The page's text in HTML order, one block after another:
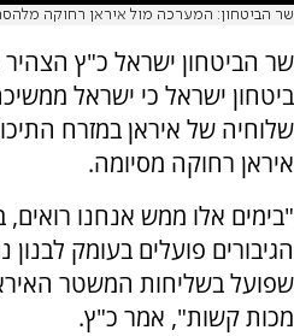
שר הביטחון: המערכה מול איראן רחוקה
שר הביטחון ישראל כ"ץ
ביטחון ישראל כי ישראל
שלוחיה של איראן במזרח
איראן רחוקה מסיומה.
"בימים אלו ממש אנחנו רואים,
הגיבורים פועלים בעומק
שפועל בשליחות המשטר
מכות קשות", אמר כ"ץ.